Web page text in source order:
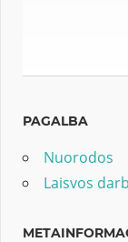
PAGALBA
Nuorodos
Laisvos